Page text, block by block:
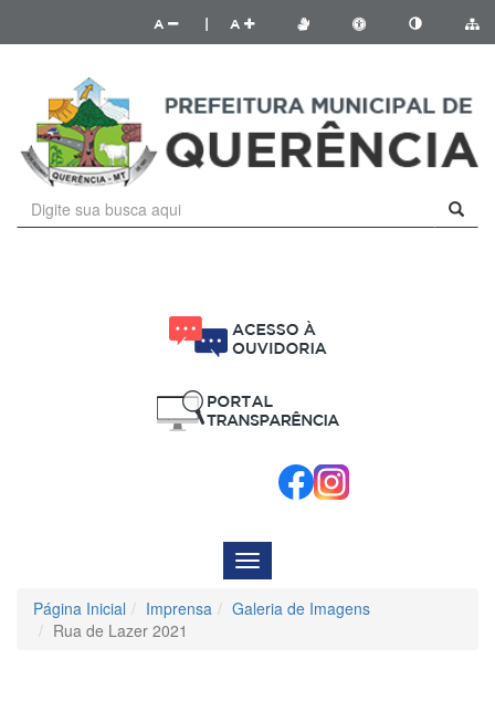
A A
Menu
de
Navegação
Página Inicial Imprensa
Galeria de Imagens
Rua de Lazer 2021